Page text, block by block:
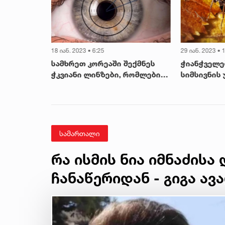
18 იან. 2023 • 6:25
სამხრეთ კორეაში შექმნეს
ჭკვიანი ლინზები, რომლებიც
29 იან. 2023 •
სიმსივნის
სამართალი
რა ისმის ნია
ჩანაწერიდან - გიგა